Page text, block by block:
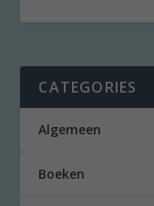
CATEGORIES
Algemeen
Boeken